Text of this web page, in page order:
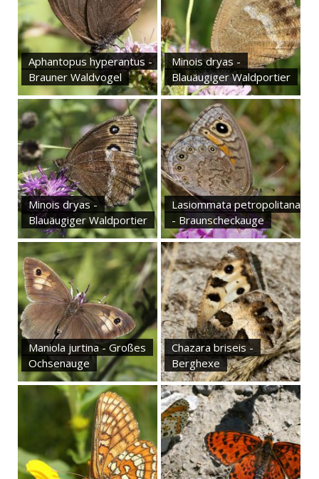
Aphantopus hyperantus -
Brauner Waldvogel
Minois dryas -
Blauäugiger Waldportier
Minois dryas -
Blauäugiger Waldportier
Lasiommata petropolitana
- Braunscheckauge
Maniola jurtina - Großes
Ochsenauge
Chazara briseis -
Berghexe